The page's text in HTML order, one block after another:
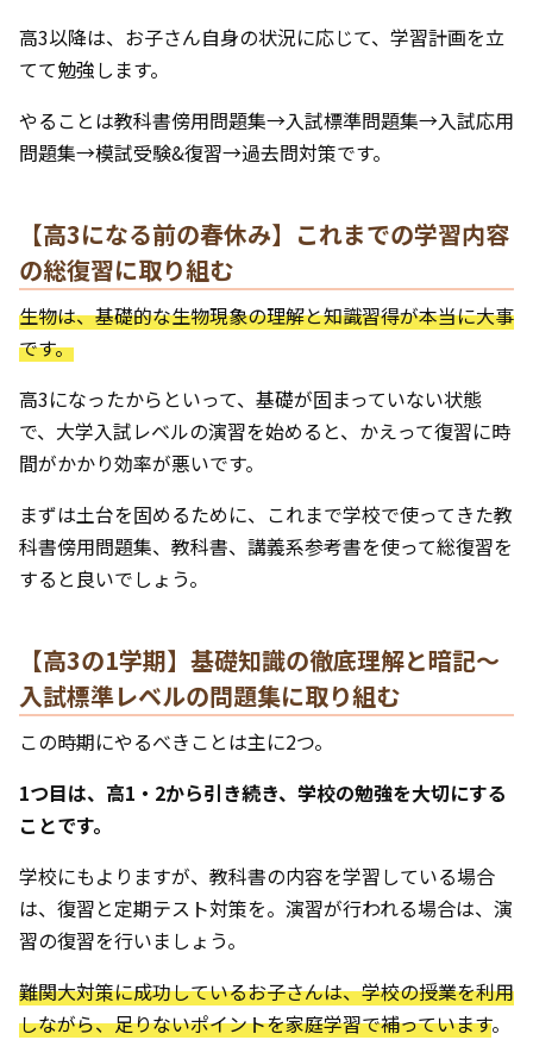
高3以降は、お子さん自身の状況に応じて、学習計画を立
てて勉強します。
やることは教科書傍用問題集→入試標準問題集→入試応用
問題集→模試受験&復習→過去問対策です。
【高3になる前の春休み】これまでの学習内容
の総復習に取り組む
生物は、基礎的な生物現象の理解と知識習得が本当に大事
です。
高3になったからといって、基礎が固まっていない状態
で、大学入試レベルの演習を始めると、かえって復習に時
間がかかり効率が悪いです。
まずは土台を固めるために、これまで学校で使ってきた教
科書傍用問題集、教科書、講義系参考書を使って総復習を
すると良いでしょう。
【高3の1学期】基礎知識の徹底理解と暗記〜
入試標準レベルの問題集に取り組む
この時期にやるべきことは主に2つ。
1つ目は、高1・2から引き続き、学校の勉強を大切にする
ことです。
学校にもよりますが、教科書の内容を学習している場合
は、復習と定期テスト対策を。演習が行われる場合は、演
習の復習を行いましょう。
難関大対策に成功しているお子さんは、学校の授業を利用
しながら、足りないポイントを家庭学習で補っています。